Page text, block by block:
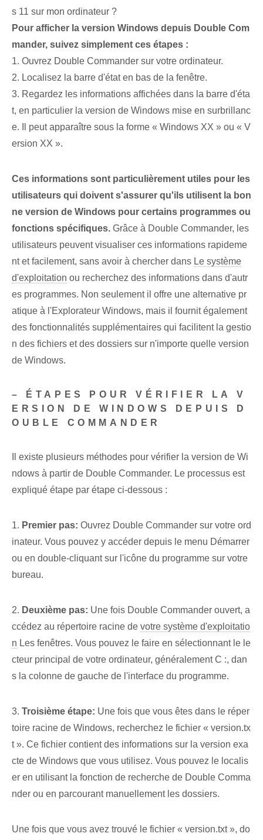
s 11 sur mon ordinateur ?
Pour afficher la version Windows depuis Double Com
mander, suivez simplement ces étapes :
1. Ouvrez Double Commander sur votre ordinateur.
2. Localisez la barre d'état en bas de la fenêtre.
3. Regardez les informations affichées dans la barre d'éta
t, en particulier la version de Windows mise en surbrillanc
e. Il peut apparaître sous la forme « Windows XX » ou « V
ersion XX ».
Ces informations sont particulièrement utiles pour les
utilisateurs qui doivent s'assurer qu'ils utilisent la bon
ne version de Windows pour certains programmes ou
fonctions spécifiques. Grâce à Double Commander, les
utilisateurs peuvent visualiser ces informations rapideme
nt et facilement, sans avoir à chercher dans Le système
d'exploitation ou recherchez des informations dans d'autr
es programmes. Non seulement il offre une alternative pr
atique à l'Explorateur Windows, mais il fournit également
des fonctionnalités supplémentaires qui facilitent la gestio
n des fichiers et des dossiers sur n'importe quelle version
de Windows.
– ÉTAPES POUR VÉRIFIER LA V
ERSION DE WINDOWS DEPUIS D
OUBLE COMMANDER
Il existe plusieurs méthodes pour vérifier la version de Wi
ndows à partir de Double Commander. Le processus est
expliqué étape par étape ci-dessous :
1. Premier pas: Ouvrez Double Commander sur votre ord
inateur. Vous pouvez y accéder depuis le menu Démarrer
ou en double-cliquant sur l'icône du programme sur votre
bureau.
2. Deuxième pas: Une fois Double Commander ouvert, a
ccédez au répertoire racine de votre système d'exploitatio
n Les fenêtres. Vous pouvez le faire en sélectionnant le le
cteur principal de votre ordinateur, généralement C :, dan
s la colonne de gauche de l'interface du programme.
3. Troisième étape: Une fois que vous êtes dans le réper
toire racine de Windows, recherchez le fichier « version.tx
t ». Ce fichier contient des informations sur la version exa
cte de Windows que vous utilisez. Vous pouvez le localis
er en utilisant la fonction de recherche de Double Comma
nder ou en parcourant manuellement les dossiers.
Une fois que vous avez trouvé le fichier « version.txt », do